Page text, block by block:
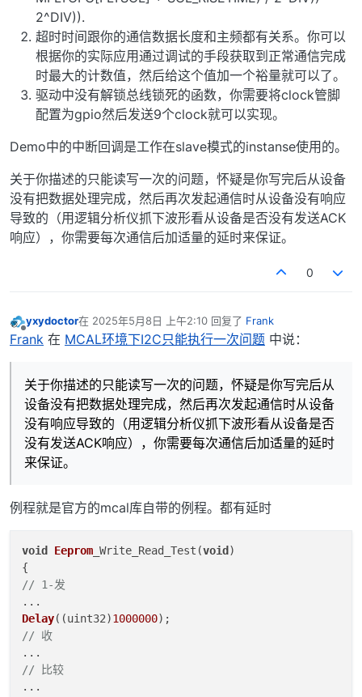
2^DIV)).
超时时间跟你的通信数据长度和主频都有关系。你可以
根据你的实际应用通过调试的手段获取到正常通信完成
时最大的计数值，然后给这个值加一个裕量就可以了。
驱动中没有解锁总线锁死的函数，你需要将clock管脚
配置为gpio然后发送9个clock就可以实现。
Demo中的中断回调是工作在slave模式的instanse使用的。
关于你描述的只能读写一次的问题，怀疑是你写完后从设备
没有把数据处理完成，然后再次发起通信时从设备没有响应
导致的（用逻辑分析仪抓下波形看从设备是否没有发送ACK
响应），你需要每次通信后加适量的延时来保证。
0
离线
yxydoctor在 2025年5月8日 上午2:10 回复了 Frank
最后由 编辑
Frank 在 MCAL环境下I2C只能执行一次问题 中说：
关于你描述的只能读写一次的问题，怀疑是你写完后从
设备没有把数据处理完成，然后再次发起通信时从设备
没有响应导致的（用逻辑分析仪抓下波形看从设备是否
没有发送ACK响应），你需要每次通信后加适量的延时
来保证。
例程就是官方的mcal库自带的例程。都有延时
void Eeprom _Write_Read_Test(void )
// 1-发
Delay((uint32)1000000
// 收
// 比较
...